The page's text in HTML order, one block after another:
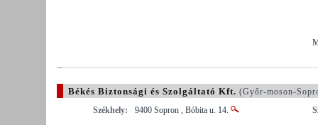
Békés Biztonsági és Szolgáltató Kft. (Győr-moson-
Székhely:
9400 Sopron , Bóbita u. 14.